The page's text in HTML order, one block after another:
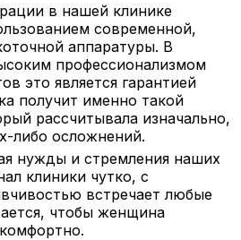
в нашей клинике
современной,
аппаратуры. В
профессионализмом
это является гарантией
получит именно такой
рассчитывала изначально,
либо осложнений.
нужды и стремления наших
клиники чутко, с
встречает любые
чтобы женщина